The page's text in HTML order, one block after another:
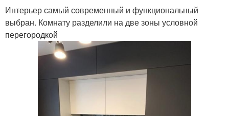
Интерьер самый современный и функциональный
выбран. Комнату разделили на две зоны условной
перегородкой